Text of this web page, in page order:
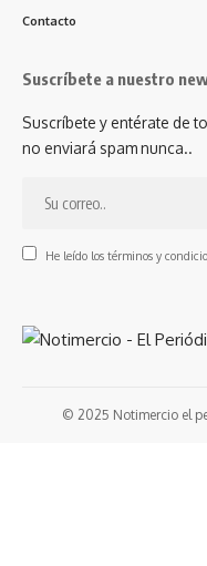
Contacto
Suscríbete a nuestro
Suscríbete y entérate de
no enviará spam nunca..
He leído los términos y
© 2025 Notimercio el